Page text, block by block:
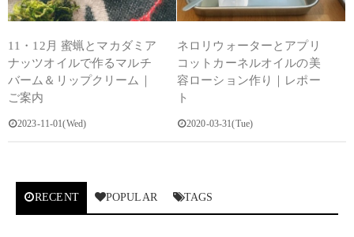
11・12月 蜜蝋とマカダミア
ナッツオイルで作るマルチ
バーム＆リップクリーム｜
ご案内
2023-11-01(Wed)
ネロリウォーターとアプリ
コットカーネルオイルの美
容ローション作り｜レポー
ト
2020-03-31(Tue)
RECENT POPULAR TAGS